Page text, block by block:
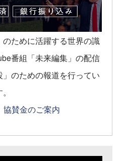
のために活躍する世界の識
番組「未来編集」の配信
のための報道を行ってい
協賛金のご案内